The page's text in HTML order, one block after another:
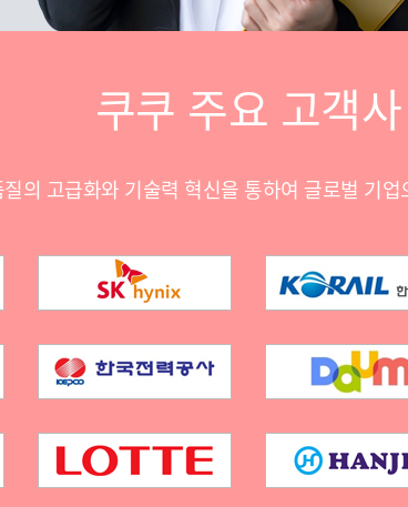
쿠쿠 주요 고객사
의 고급화와 기술력 혁신을 통하여 글로벌 기